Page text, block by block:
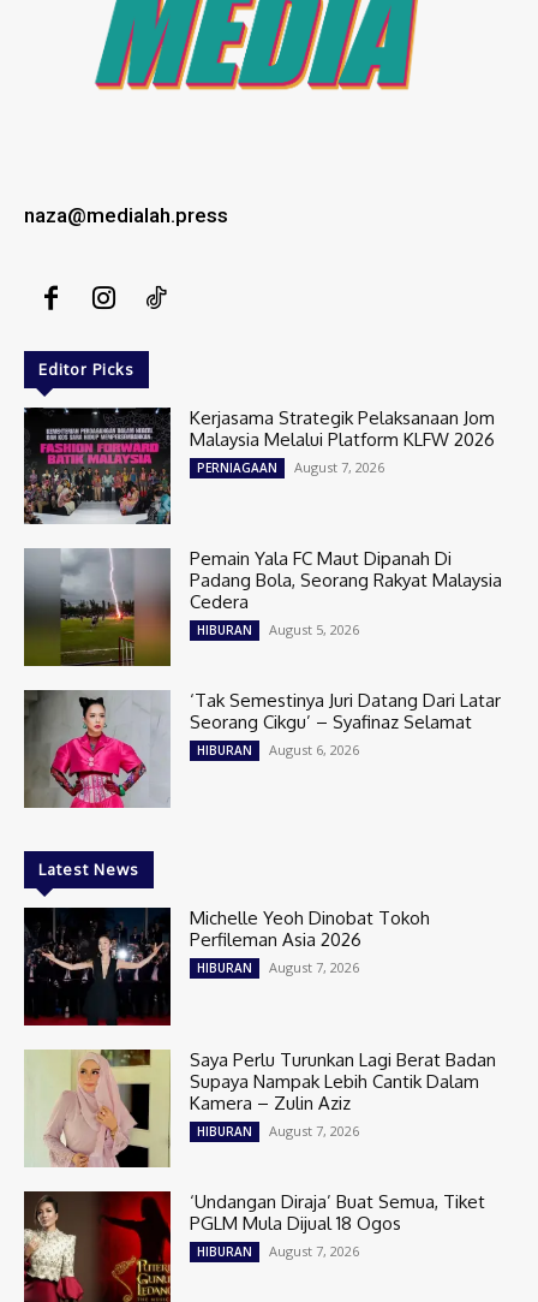
naza@medialah.press
Editor Picks
Kerjasama Strategik Pelaksanaan Jom
Malaysia Melalui Platform KLFW 2026
PERNIAGAAN August 7, 2026
Pemain Yala FC Maut Dipanah Di
Padang Bola, Seorang Rakyat Malaysia
Cedera
HIBURAN August 5, 2026
‘Tak Semestinya Juri Datang Dari Latar
Seorang Cikgu’ – Syafinaz Selamat
HIBURAN August 6, 2026
Latest News
Michelle Yeoh Dinobat Tokoh
Perfileman Asia 2026
HIBURAN August 7, 2026
Saya Perlu Turunkan Lagi Berat Badan
Supaya Nampak Lebih Cantik Dalam
Kamera – Zulin Aziz
HIBURAN August 7, 2026
‘Undangan Diraja’ Buat Semua, Tiket
PGLM Mula Dijual 18 Ogos
HIBURAN August 7, 2026